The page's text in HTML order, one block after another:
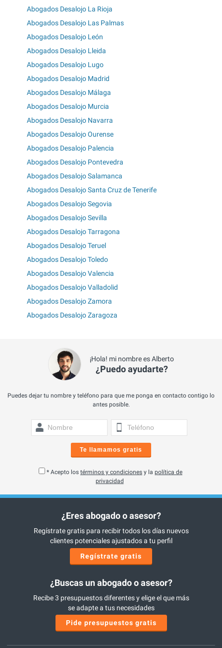
Abogados Desalojo La Rioja
Abogados Desalojo Las Palmas
Abogados Desalojo León
Abogados Desalojo Lleida
Abogados Desalojo Lugo
Abogados Desalojo Madrid
Abogados Desalojo Málaga
Abogados Desalojo Murcia
Abogados Desalojo Navarra
Abogados Desalojo Ourense
Abogados Desalojo Palencia
Abogados Desalojo Pontevedra
Abogados Desalojo Salamanca
Abogados Desalojo Santa Cruz de Tenerife
Abogados Desalojo Segovia
Abogados Desalojo Sevilla
Abogados Desalojo Tarragona
Abogados Desalojo Teruel
Abogados Desalojo Toledo
Abogados Desalojo Valencia
Abogados Desalojo Valladolid
Abogados Desalojo Zamora
Abogados Desalojo Zaragoza
¡Hola! mi nombre es Alberto
¿Puedo ayudarte?
Puedes dejar tu nombre y teléfono para que me ponga en contacto contigo lo
antes posible.
Te llamamos gratis
* Acepto los términos y condiciones y la política de
privacidad
¿Eres abogado o asesor?
Regístrate gratis para recibir todos los días nuevos
clientes potenciales ajustados a tu perfil
Regístrate gratis
¿Buscas un abogado o asesor?
Recibe 3 presupuestos diferentes y elige el que más
se adapte a tus necesidades
Pide presupuestos gratis